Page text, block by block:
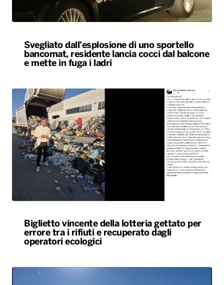
Svegliato dall’esplosione di uno sportello
bancomat, residente lancia cocci dal balcone
e mette in fuga i ladri
Biglietto vincente della lotteria gettato per
errore tra i rifiuti e recuperato dagli
operatori ecologici